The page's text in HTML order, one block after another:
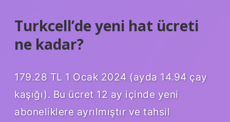
Turkcell’de yeni hat ücreti
ne kadar?
179.28 TL 1 Ocak 2024 (ayda 14.94 çay
kaşığı). Bu ücret 12 ay içinde yeni
aboneliklere ayrılmıştır ve tahsil